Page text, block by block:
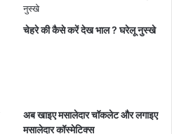
चेहरे की कैसे करें देख भाल ? घरेलू नुस्खे
अब खाइए मसालेदार चॉकलेट और लगाइए
मसालेदार कॉस्‍मेटिक्‍स